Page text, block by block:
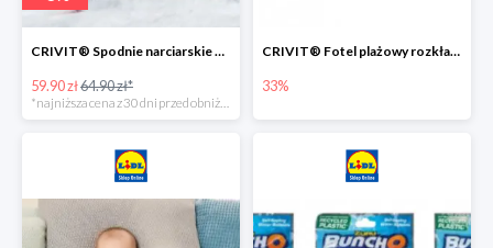
CRIVIT® Spodnie narciarskie dziewczęce
59.90 zł64.90 zł*
*najniższa cena z 30 dni przed obniżką
CRIVIT® Fotel plażowy rozkładany / Brodzik dziecięcy
33%